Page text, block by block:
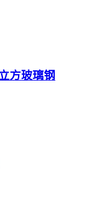
方玻璃钢